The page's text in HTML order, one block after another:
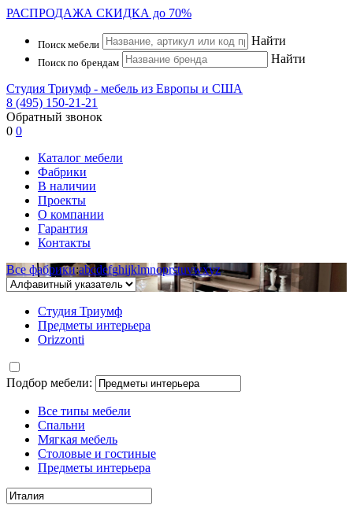
РАСПРОДАЖА СКИДКА до 70%
Поиск мебели Найти
Поиск по брендам Найти
Студия Триумф - мебель из Европы и США
8 (495) 150-21-21
Обратный звонок
0 0
Каталог мебели
Фабрики
В наличии
Проекты
О компании
Гарантия
Контакты
Все фабрики:abcdefghijklmnoprstuvwxyz
Студия Триумф
Предметы интерьера
Orizzonti
Подбор мебели:
Все типы мебели
Спальни
Мягкая мебель
Столовые и гостиные
Предметы интерьера